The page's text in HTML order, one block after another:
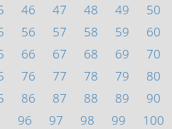
46 47 48 49
50
56 57 58 59
60
66 67 68 69
70
76 77 78 79
80
86 87 88 89
90
96 97 98 99
100